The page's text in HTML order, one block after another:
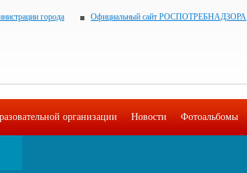
города
Официальный сайт РОСПОТРЕБНАДЗОРА
организации Новости Фотоальбомы